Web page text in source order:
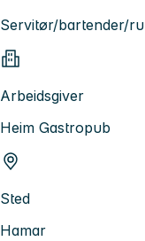
Servitør/bartender/
Arbeidsgiver
Heim Gastropub
Sted
Hamar